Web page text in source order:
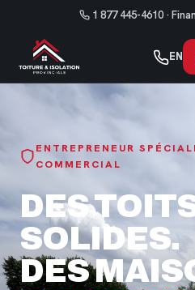
1 877 445-4610·
EN
ENTREPRENEUR
COMMERCIAL
DES
SOLIDES.
DES